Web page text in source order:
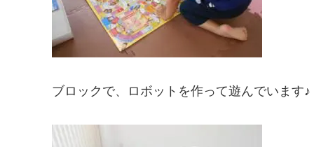
ブロックで、ロボットを作って遊んでいます♪